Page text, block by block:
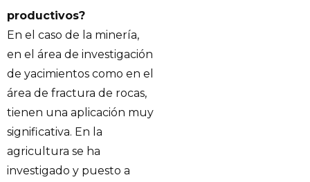
productivos?
En el caso de la minería,
en el área de investigación
de yacimientos como en el
área de fractura de rocas,
tienen una aplicación muy
significativa. En la
agricultura se ha
investigado y puesto a